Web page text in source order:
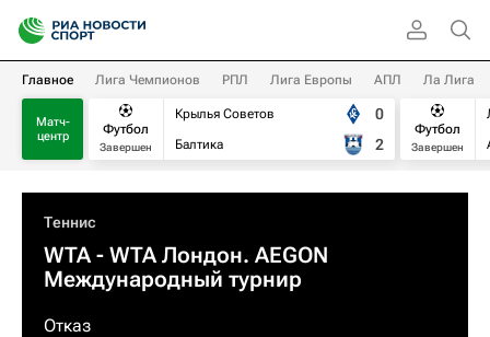
Главное Лига Чемпионов РПЛ Лига Европы АПЛ Ла Лига
Матч-
центр
Футбол
Завершен
Крылья Советов
Балтика
0
2
Футбол
Завершен
Теннис
WTA- WTA Лондон. AEGON
Международный турнир
Отказ